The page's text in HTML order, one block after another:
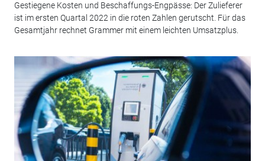
Gestiegene Kosten und Beschaffungs-Engpässe: Der Zulieferer
ist im ersten Quartal 2022 in die roten Zahlen gerutscht. Für das
Gesamtjahr rechnet Grammer mit einem leichten Umsatzplus.